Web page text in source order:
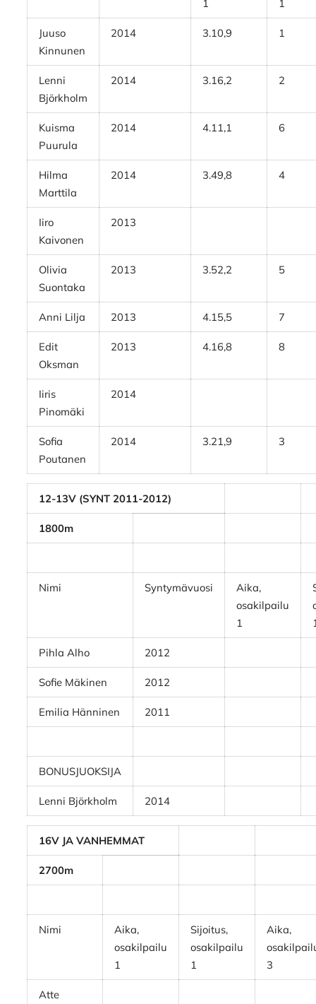
1 1
Juuso
Kinnunen
2014 3.10,9 1
Lenni
Björkholm
2014 3.16,2 2
Kuisma
Puurula
2014 4.11,1 6
Hilma
Marttila
2014 3.49,8 4
Iiro
Kaivonen
2013
Olivia
Suontaka
2013 3.52,2 5
Anni Lilja 2013 4.15,5 7
Edit
Oksman
2013 4.16,8 8
Iiris
Pinomäki
2014
Sofia
Poutanen
2014 3.21,9 3
12-13V (SYNT 2011-2012)
1800m
Nimi Syntymävuosi
Aika,
osakilpailu
1
Pihla Alho 2012
Sofie Mäkinen 2012
Emilia Hänninen 2011
BONUSJUOKSIJA
Lenni Björkholm 2014
16V JA VANHEMMAT
2700m
Nimi
Aika,
osakilpailu
1
Sijoitus,
osakilpailu
1
Aika,
3
Atte